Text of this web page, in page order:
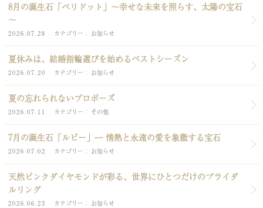
8月の誕生石「ペリドット」～幸せな未来を照らす、太陽の宝石
～
2026.07.28 カテゴリー お知らせ
夏休みは、結婚指輪選びを始めるベストシーズン
2026.07.20 カテゴリー お知らせ
夏の忘れられないプロポーズ
2026.07.11 カテゴリー その他
7月の誕生石「ルビー」― 情熱と永遠の愛を象徴する宝石
2026.07.02 カテゴリー お知らせ
天然ピンクダイヤモンドが彩る、世界にひとつだけのブライダ
ルリング
2026.06.23 カテゴリー お知らせ